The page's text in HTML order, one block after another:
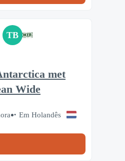
TB
met
Wide
Em Holandês